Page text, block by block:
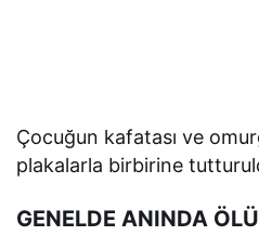
Çocuğun kafatası ve
plakalarla birbirine
GENELDE ANINDA